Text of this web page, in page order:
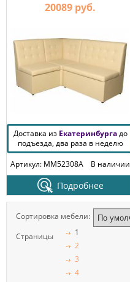
20089 руб.
Доставка из Екатеринбургадо
подъезда, два раза в неделю
Артикул: MM52308A
В наличии
Подробнее
Сортировка мебели:
Страницы
1
2
3
4